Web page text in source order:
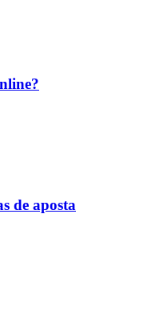
de aposta